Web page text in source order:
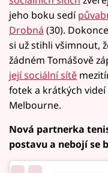
jeho boku sedí
Drobná (30).
si už stihli všimnout,
žádném Tomášově
její sociální sítě
fotek a krátkých
Melbourne.
Nová partnerka
postavu a nebojí se